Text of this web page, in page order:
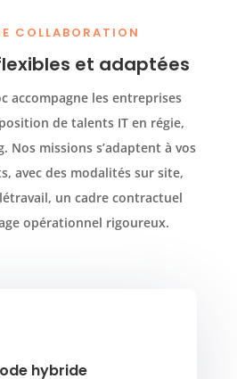
COLLABORATION
et adaptées
accompagne les entreprises
de talents IT en régie,
Nos missions s’adaptent à vos
avec des modalités sur site,
un cadre contractuel
opérationnel rigoureux.
hybride